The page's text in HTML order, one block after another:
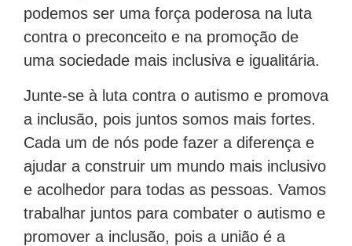
podemos ser uma força poderosa na luta
contra o preconceito e na promoção de
uma sociedade mais inclusiva e igualitária.
Junte-se à luta contra o autismo e promova
a inclusão, pois juntos somos mais fortes.
Cada um de nós pode fazer a diferença e
ajudar a construir um mundo mais inclusivo
e acolhedor para todas as pessoas. Vamos
trabalhar juntos para combater o autismo e
promover a inclusão, pois a união é a